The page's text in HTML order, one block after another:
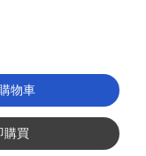
物車
購買